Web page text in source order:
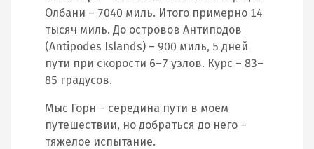
Олбани – 7040 миль. Итого примерно 14
тысяч миль. До островов Антиподов
(Antipodes Islands) – 900 миль, 5 дней
пути при скорости 6–7 узлов. Курс – 83–
85 градусов.
Мыс Горн – середина пути в моем
путешествии, но добраться до него –
тяжелое испытание.